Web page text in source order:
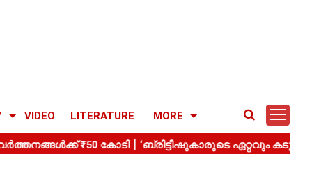
VIDEO LITERATURE MORE